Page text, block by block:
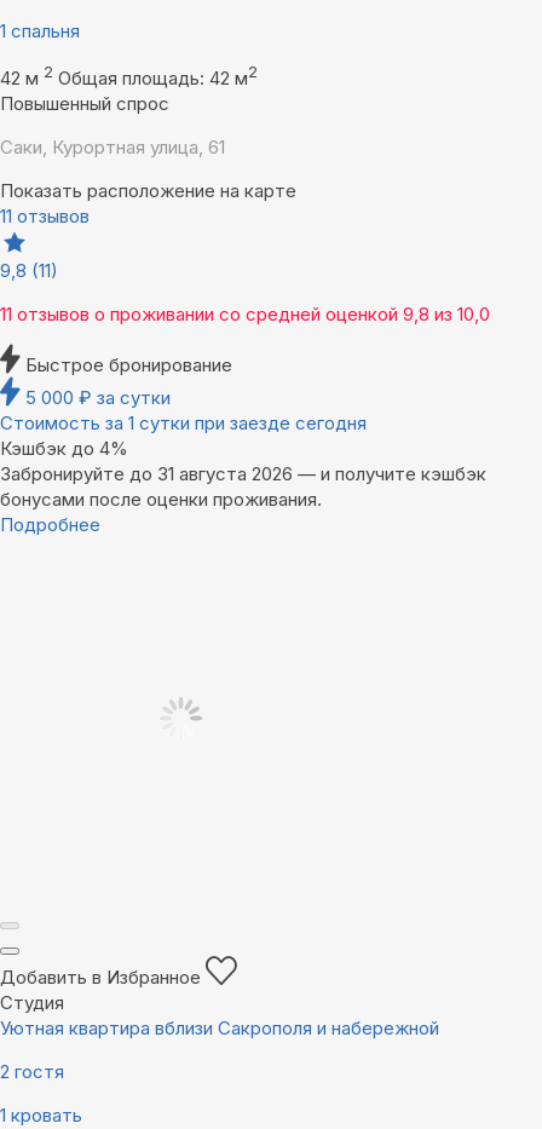
1 спальня
42 м 2 Общая площадь: 42 м2
Повышенный спрос
Саки, Курортная улица, 61
Показать расположение на карте
11 отзывов
9,8 (11)
11 отзывов о проживании со средней оценкой 9,8 из 10,0
Быстрое бронирование
5 000 ₽ за сутки
Стоимость за 1 сутки при заезде сегодня
Кэшбэк до 4%
Забронируйте до 31 августа 2026 — и получите кэшбэк
бонусами после оценки проживания.
Подробнее
Добавить в Избранное
Студия
Уютная квартира вблизи Сакрополя и набережной
2 гостя
1 кровать